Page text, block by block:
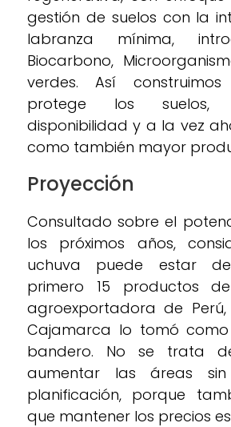
gestión de suelos con la
labranza mínima,
Biocarbono,
verdes. Así
protege los suelos,
disponibilidad y a la vez
como también mayor
Proyección
Consultado sobre el
los próximos años,
uchuva puede estar
primero 15 productos
agroexportadora de
Cajamarca lo tomó
bandero. No se trata
aumentar las áreas
planificación, porque
que mantener los precios